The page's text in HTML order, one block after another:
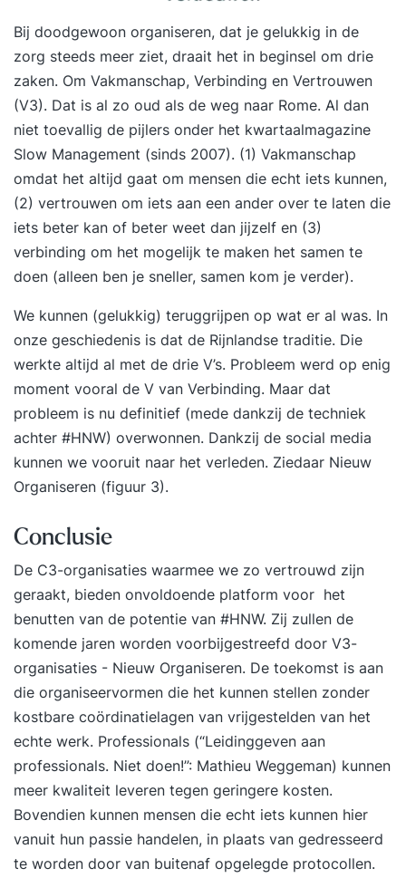
Bij doodgewoon organiseren, dat je gelukkig in de
zorg steeds meer ziet, draait het in beginsel om drie
zaken. Om Vakmanschap, Verbinding en Vertrouwen
(V3). Dat is al zo oud als de weg naar Rome. Al dan
niet toevallig de pijlers onder het kwartaalmagazine
Slow Management (sinds 2007). (1) Vakmanschap
omdat het altijd gaat om mensen die echt iets kunnen,
(2) vertrouwen om iets aan een ander over te laten die
iets beter kan of beter weet dan jijzelf en (3)
verbinding om het mogelijk te maken het samen te
doen (alleen ben je sneller, samen kom je verder).
We kunnen (gelukkig) teruggrijpen op wat er al was. In
onze geschiedenis is dat de Rijnlandse traditie. Die
werkte altijd al met de drie V’s. Probleem werd op enig
moment vooral de V van Verbinding. Maar dat
probleem is nu definitief (mede dankzij de techniek
achter #HNW) overwonnen. Dankzij de social media
kunnen we vooruit naar het verleden. Ziedaar Nieuw
Organiseren (figuur 3).
Conclusie
De C3-organisaties waarmee we zo vertrouwd zijn
geraakt, bieden onvoldoende platform voor het
benutten van de potentie van #HNW. Zij zullen de
komende jaren worden voorbijgestreefd door V3-
organisaties - Nieuw Organiseren. De toekomst is aan
die organiseervormen die het kunnen stellen zonder
kostbare coördinatielagen van vrijgestelden van het
echte werk. Professionals (“Leidinggeven aan
professionals. Niet doen!”: Mathieu Weggeman) kunnen
meer kwaliteit leveren tegen geringere kosten.
Bovendien kunnen mensen die echt iets kunnen hier
vanuit hun passie handelen, in plaats van gedresseerd
te worden door van buitenaf opgelegde protocollen.